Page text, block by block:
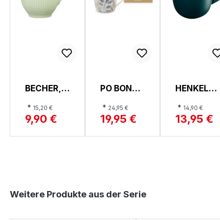
BECHER,
* 15,20 €
9,90 €
PO BONE
MUG
* 24,95 €
19,95 €
HENKELBE
* 14,90 €
13,95 €
Produktgalerie überspringen
Weitere Produkte aus der Serie